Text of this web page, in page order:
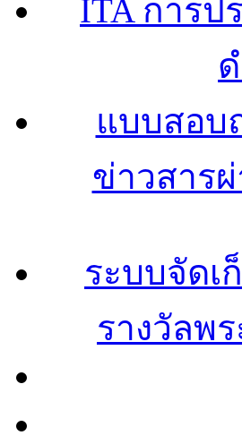
ITA การป
แบบสอบ
ข่าวสาร
ระบบจัดเ
รางวัลพ